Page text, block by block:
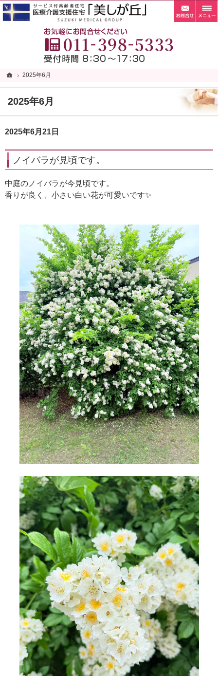
ホーム
2025年6月
2025年6月
札幌市清田区の老人ホーム・サービス付き高齢者向け住宅・サ高住なら当施設へ。
札幌市清田区の老人ホーム・サービス付き高齢者向け住宅・サ高住なら自家菜園がある「
2025年6月21日
ノイバラが見頃です。
中庭のノイバラが今見頃です。
香りが良く、小さい白い花が可愛いです✨
お
ホーム
2025年6月